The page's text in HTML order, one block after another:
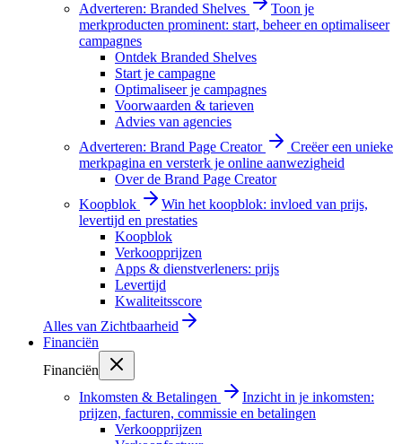
Adverteren: Branded Shelves
Toon je
merkproducten prominent: start, beheer en optimaliseer
campagnes
Ontdek Branded Shelves
Start je campagne
Optimaliseer je campagnes
Voorwaarden & tarieven
Advies van agencies
Adverteren: Brand Page Creator
Creëer een unieke
merkpagina en versterk je online aanwezigheid
Over de Brand Page Creator
Koopblok
Win het koopblok: invloed van prijs,
levertijd en prestaties
Koopblok
Verkoopprijzen
Apps & dienstverleners: prijs
Levertijd
Kwaliteitsscore
Alles van Zichtbaarheid
Financiën
Financiën
Inkomsten & Betalingen
Inzicht in je inkomsten:
prijzen, facturen, commissie en betalingen
Verkoopprijzen